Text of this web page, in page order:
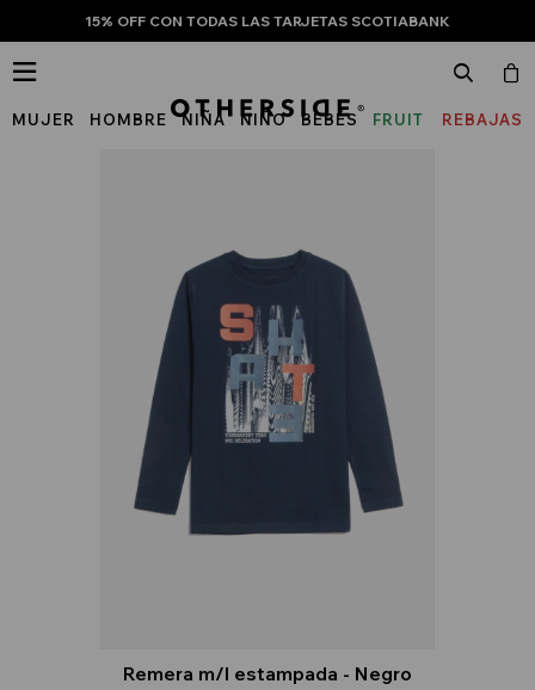
15% OFF CON TODAS LAS TARJETAS SCOTIABANK
MUJER HOMBRE NIÑA NIÑO BEBÉS
FRUIT
REBAJAS

Remera m/l estampada - Negro